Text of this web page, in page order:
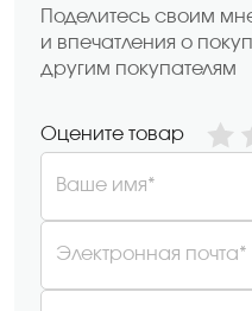
Поделитесь своим
и впечатления о
другим покупателям
Оцените товар
Ваше имя*
Электронная почта*